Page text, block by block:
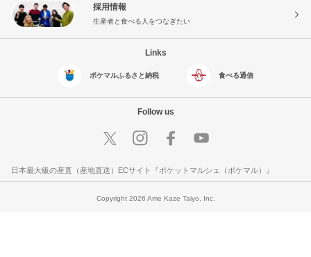
採用情報
生産者と食べる人をつなぎたい
Links
ポケマルふるさと納税 食べる通信
Follow us
日本最大級の産直（産地直送）ECサイト『ポケットマルシェ（ポケマル）』
Copyright 2026 Ame Kaze Taiyo, Inc.